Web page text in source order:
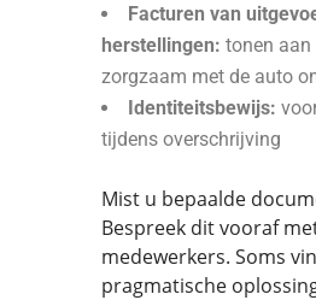
Facturen van
herstellingen: tonen aan
zorgzaam met de auto
Identiteitsbewijs:
tijdens overschrijving
Mist u bepaalde
Bespreek dit vooraf
medewerkers. Soms
pragmatische